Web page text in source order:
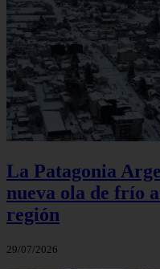
La Patagonia
nueva ola de frío
región
29/07/2026